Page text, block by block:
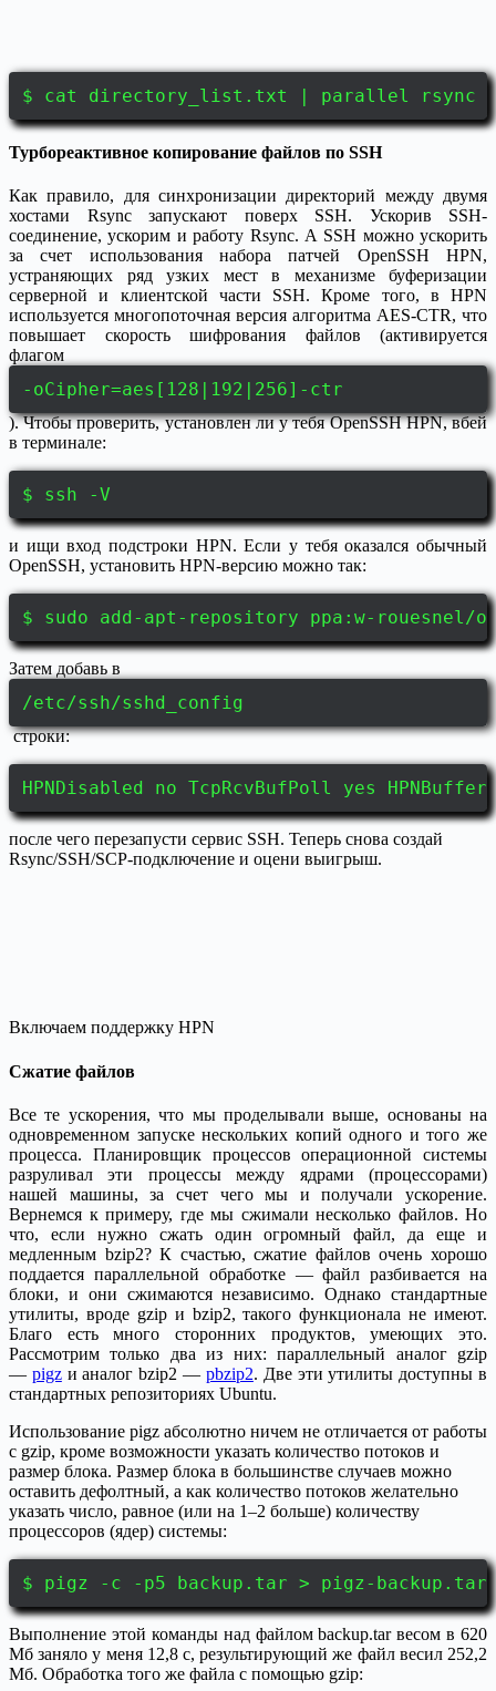
$ cat directory_list.txt | parallel rsync -
Турбореактивное копирование файлов по SSH
Как правило, для синхронизации директорий между двумя
хостами Rsync запускают поверх SSH. Ускорив SSH-
соединение, ускорим и работу Rsync. А SSH можно ускорить
за счет использования набора патчей OpenSSH HPN,
устраняющих ряд узких мест в механизме буферизации
серверной и клиентской части SSH. Кроме того, в HPN
используется многопоточная версия алгоритма AES-CTR, что
повышает скорость шифрования файлов (активируется
флагом
-oCipher=aes[128|192|256]-ctr
). Чтобы проверить, установлен ли у тебя OpenSSH HPN, вбей
в терминале:
$ ssh -V
и ищи вход подстроки HPN. Если у тебя оказался обычный
OpenSSH, установить HPN-версию можно так:
$ sudo add-apt-repository ppa:w-rouesnel/
Затем добавь в
/etc/ssh/sshd_config
строки:
HPNDisabled no TcpRcvBufPoll yes
после чего перезапусти сервис SSH. Теперь снова создай
Rsync/SSH/SCP-подключение и оцени выигрыш.
Включаем поддержку HPN
Сжатие файлов
Все те ускорения, что мы проделывали выше, основаны на
одновременном запуске нескольких копий одного и того же
процесса. Планировщик процессов операционной системы
разруливал эти процессы между ядрами (процессорами)
нашей машины, за счет чего мы и получали ускорение.
Вернемся к примеру, где мы сжимали несколько файлов. Но
что, если нужно сжать один огромный файл, да еще и
медленным bzip2? К счастью, сжатие файлов очень хорошо
поддается параллельной обработке — файл разбивается на
блоки, и они сжимаются независимо. Однако стандартные
утилиты, вроде gzip и bzip2, такого функционала не имеют.
Благо есть много сторонних продуктов, умеющих это.
Рассмотрим только два из них: параллельный аналог gzip
— pigzи аналог bzip2 — pbzip2. Две эти утилиты доступны в
стандартных репозиториях Ubuntu.
Использование pigz абсолютно ничем не отличается от работы
с gzip, кроме возможности указать количество потоков и
размер блока. Размер блока в большинстве случаев можно
оставить дефолтный, а как количество потоков желательно
указать число, равное (или на 1–2 больше) количеству
процессоров (ядер) системы:
$ pigz -c -p5 backup.tar > pigz-
Выполнение этой команды над файлом backup.tar весом в 620
Мб заняло у меня 12,8 с, результирующий же файл весил 252,2
Мб. Обработка того же файла с помощью gzip: